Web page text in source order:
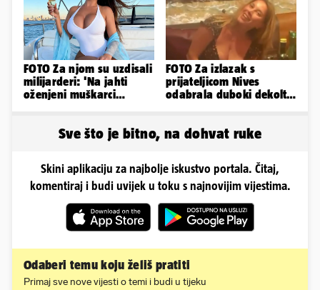
FOTO Za njom su uzdisali
milijarderi: 'Na jahti
oženjeni muškarci
FOTO Za izlazak s
prijateljicom Nives
odabrala duboki dekolte
Sve što je bitno, na dohvat ruke
Skini aplikaciju za najbolje iskustvo portala. Čitaj,
komentiraj i budi uvijek u toku s najnovijim vijestima.
Odaberi temu koju želiš pratiti
Primaj sve nove vijesti o temi i budi u tijeku